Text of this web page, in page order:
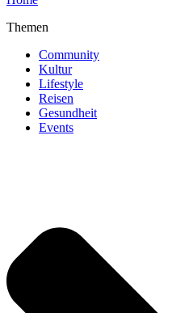
Themen
Community
Kultur
Lifestyle
Reisen
Gesundheit
Events